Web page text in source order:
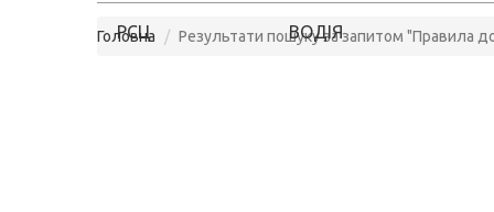
РСЦ ВОДІЯ
Головна Результати пошуку за запитом "Правила